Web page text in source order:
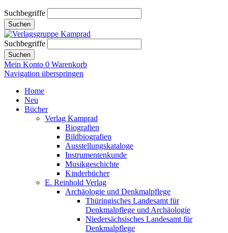
Suchbegriffe
Suchen
Suchbegriffe
Suchen
Mein Konto 0 Warenkorb
Navigation überspringen
Home
Neu
Bücher
Verlag Kamprad
Biografien
Bildbiografien
Ausstellungskataloge
Instrumentenkunde
Musikgeschichte
Kinderbücher
E. Reinhold Verlag
Archäologie und Denkmalpflege
Thüringisches Landesamt für
Denkmalpflege und Archäologie
Niedersächsisches Landesamt für
Denkmalpflege